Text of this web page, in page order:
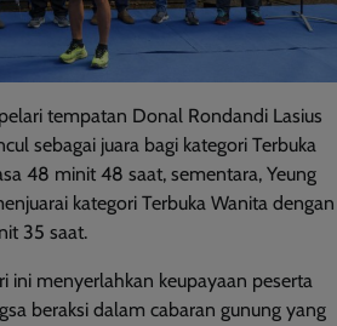
tempatan Donal Rondandi Lasius
sebagai juara bagi kategori Terbuka
48 minit 48 saat, sementara, Yeung
kategori Terbuka Wanita dengan
35 saat.
ini menyerlahkan keupayaan peserta
beraksi dalam cabaran gunung yang